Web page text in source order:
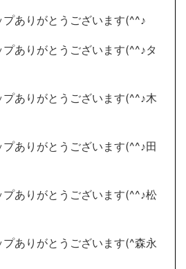
ありがとうございます(^^♪
ありがとうございます(^^♪タ
プありがとうございます(^^♪木
ありがとうございます(^^♪田
プありがとうございます(^^♪松
プありがとうございます(^森永